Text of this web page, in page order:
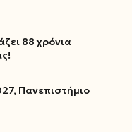
88 χρόνια
Πανεπιστήμιο